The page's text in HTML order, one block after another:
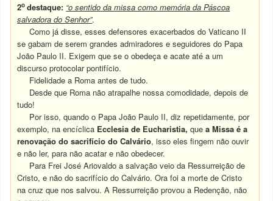
2o destaque: “o sentido da missa como memória da Páscoa
salvadora do Senhor”.
Como já disse, esses defensores exacerbados do Vaticano II
se gabam de serem grandes admiradores e seguidores do Papa
João Paulo II. Exigem que se o obedeça e acate até a um
discurso protocolar pontifício.
Fidelidade a Roma antes de tudo.
Desde que Roma não atrapalhe nossa comodidade, depois de
tudo!
Por isso, quando o Papa João Paulo II, diz repetidamente, por
exemplo, na encíclica Ecclesia de Eucharistia, quea Missa é a
renovação do sacrifício do Calvário, isso eles fingem não ouvir
e não ler, para não acatar e não obedecer.
Para Frei José Ariovaldo a salvação veio da Ressurreição de
Cristo, e não do sacrifício do Calvário. Ora foi a morte de Cristo
na cruz que nos salvou. A Ressurreição provou a Redenção, não